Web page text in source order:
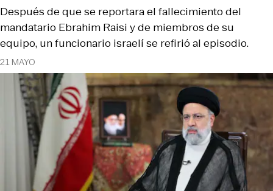
21 MAYO
Después de que se reportara el fallecimiento del
mandatario Ebrahim Raisi y de miembros de su
equipo, un funcionario israelí se refirió al episodio.